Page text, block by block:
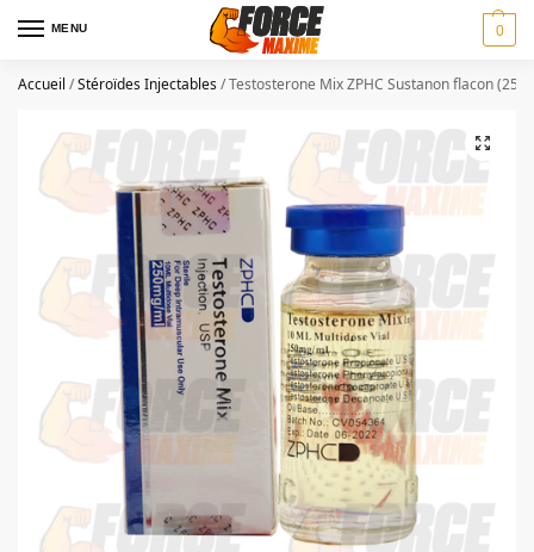
MENU 0
Accueil /Stéroïdes Injectables/Testosterone Mix ZPHC Sustanon flacon (250